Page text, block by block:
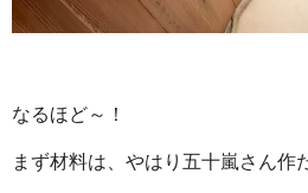
なるほど～！
まず材料は、やはり五十嵐さん作